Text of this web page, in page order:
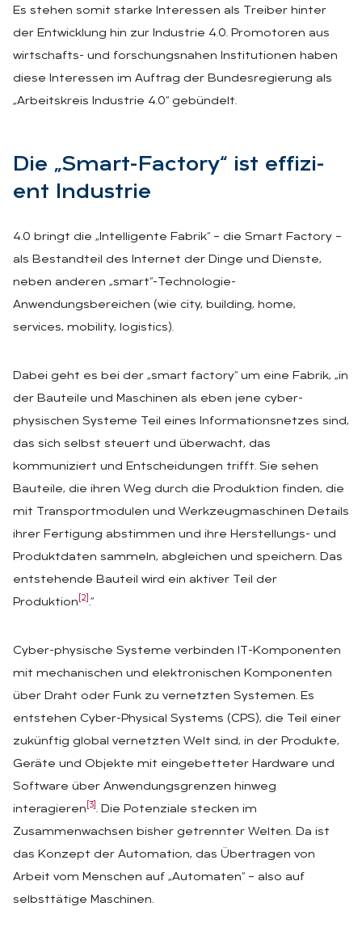
Es stehen somit starke Interessen als Treiber hinter
der Entwicklung hin zur Industrie 4.0. Promotoren aus
wirtschafts- und forschungsnahen Institutionen haben
diese Interessen im Auftrag der Bundesregierung als
„Arbeitskreis Industrie 4.0“ gebündelt.
Die „Smart-Fac­to­ry“ ist ef­fi­zi­
ent In­dus­trie
4.0 bringt die „Intelligente Fabrik“ – die Smart Factory –
als Bestandteil des Internet der Dinge und Dienste,
neben anderen „smart“-Technologie-
Anwendungsbereichen (wie city, building, home,
services, mobility, logistics).
Dabei geht es bei der „smart factory“ um eine Fabrik, „in
der Bauteile und Maschinen als eben jene cyber-
physischen Systeme Teil eines Informationsnetzes sind,
das sich selbst steuert und überwacht, das
kommuniziert und Entscheidungen trifft. Sie sehen
Bauteile, die ihren Weg durch die Produktion finden, die
mit Transportmodulen und Werkzeugmaschinen Details
ihrer Fertigung abstimmen und ihre Herstellungs- und
Produktdaten sammeln, abgleichen und speichern. Das
entstehende Bauteil wird ein aktiver Teil der
Produktion [2] .“
Cyber-physische Systeme verbinden IT-Komponenten
mit mechanischen und elektronischen Komponenten
über Draht oder Funk zu vernetzten Systemen. Es
entstehen Cyber-Physical Systems (CPS), die Teil einer
zukünftig global vernetzten Welt sind, in der Produkte,
Geräte und Objekte mit eingebetteter Hardware und
Software über Anwendungsgrenzen hinweg
interagieren [3] . Die Potenziale stecken im
Zusammenwachsen bisher getrennter Welten. Da ist
das Konzept der Automation, das Übertragen von
Arbeit vom Menschen auf „Automaten“ – also auf
selbsttätige Maschinen.